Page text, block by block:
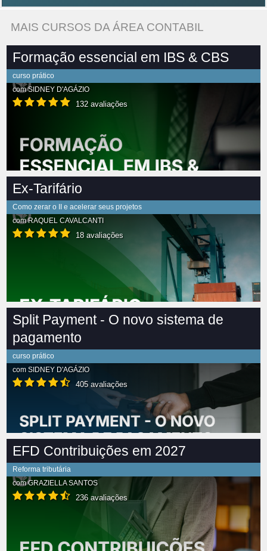
MAIS CURSOS DA ÁREA CONTABIL
Formação essencial em IBS & CBS
curso prático
comSIDNEY D'AGÁZIO
132 avaliações
Ex-Tarifário
Como zerar o II e acelerar seus projetos
comRAQUEL CAVALCANTI
18 avaliações
Split Payment - O novo sistema de
pagamento
curso prático
com SIDNEY D'AGÁZIO
405 avaliações
EFD Contribuições em 2027
Reforma tributária
comGRAZIELLA SANTOS
236 avaliações